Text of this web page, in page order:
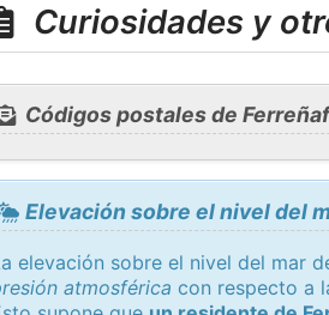
Curiosidades y
Códigos postales de
Elevación sobre el nivel del
elevación sobre el nivel del mar
atmosférica con respecto a